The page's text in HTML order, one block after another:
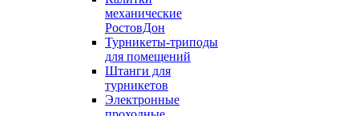
механические
РостовДон
Турникеты-триподы
для помещений
Штанги для
турникетов
Электронные